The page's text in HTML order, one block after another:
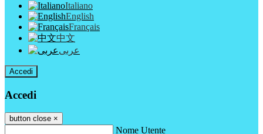
Italiano
English
Français
中文
عربى
Accedi
Accedi
button close ×
Nome Utente